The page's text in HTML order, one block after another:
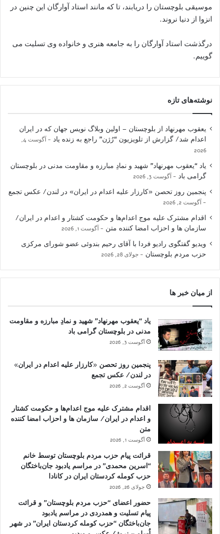
موسیقی بلوچستان را دریابند، تا که مانند استاد آوارگان این چنین در
انزوا از دنیا نروند.
درگذشت استاد آوارگان را به جامعه هنری و خانواده وی تسلیت می
گوییم.
نوشته‌های تازه
یعقوب مهرنهاد از بلوچستان – اولین وبلاگ نویس جهان که در ایران
اعدام شد/ گزارش از تلویزیون “رُژن” راجع به زنده یاد
آگوست 4,
2026
یاد “یعقوب مهرنهاد” شهید و نمادِ مبارزه و مقاومت مدنی در بلوچستان
گرامی باد
آگوست 3, 2026
پنجمین روز تحصن «کارزار علیه اعدام در ایران» در لندن/ عکس تجمع
آگوست 2, 2026
اقدام مشترک علیه موج اعدام‌ها و حکومت کشتار و اعدام در ایران/
سازمان ها و احزاب امضا کننده متن
آگوست 1, 2026
ویدیو گفتگوی رادیو فردا با آقای رحیم بندوئی عضو شورای مرکزی
حزب مردم بلوچستان
جولای 28, 2026
از میان خبر ها
یاد “یعقوب مهرنهاد” شهید و نمادِ مبارزه و مقاومت
مدنی در بلوچستان گرامی باد
آگوست 3, 2026
پنجمین روز تحصن «کارزار علیه اعدام در ایران»
در لندن/ عکس تجمع
آگوست 2, 2026
اقدام مشترک علیه موج اعدام‌ها و حکومت کشتار
و اعدام در ایران/ سازمان ها و احزاب امضا کننده
متن
آگوست 1, 2026
قرائت پیام حزب مردم بلوچستان توسط خانم
“اسرین محمدی” در مراسم یادبود جان‌باختگان
حزب کومله کردستان ایران در کانادا
جولای 26, 2026
حضور اعضای “حزب مردم بلوچستان” و قرائت
پیام تسلیت و همدردی در مراسم یادبود
جان‌باختگان “حزب کومله کردستان ایران” در شهر